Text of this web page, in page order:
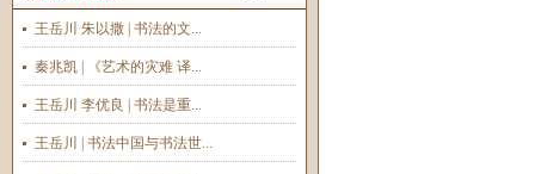
王岳川 朱以撒 | 书法的文...
秦兆凯 | 《艺术的灾难 译...
王岳川 李优良 | 书法是重...
王岳川 | 书法中国与书法世...